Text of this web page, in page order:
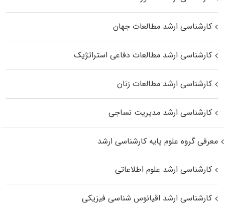
کارشناسی ارشد مطالعات جهان
کارشناسی ارشد مطالعات دفاعی استراتژیک
کارشناسی ارشد مطالعات زنان
کارشناسی ارشد مدیریت نساجی
معرفی گروه علوم پایه کارشناسی ارشد
کارشناسی ارشد علوم اطلاعاتی
کارشناسی ارشد اقیانوس‌ شناسی فیزیکی